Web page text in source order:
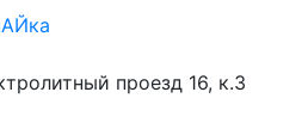
проезд 16, к.3